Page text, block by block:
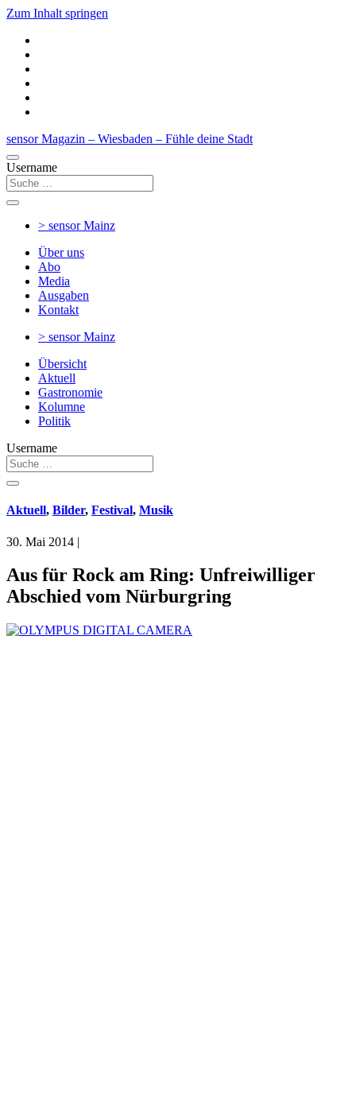
Zum Inhalt springen
sensor Magazin – Wiesbaden – Fühle deine Stadt
Username
> sensorMainz
Über uns
Abo
Media
Ausgaben
Kontakt
> sensorMainz
Übersicht
Aktuell
Gastronomie
Kolumne
Politik
Username
Aktuell, Bilder, Festival, Musik
30. Mai 2014 |
Aus für Rock am Ring: Unfreiwilliger
Abschied vom Nürburgring